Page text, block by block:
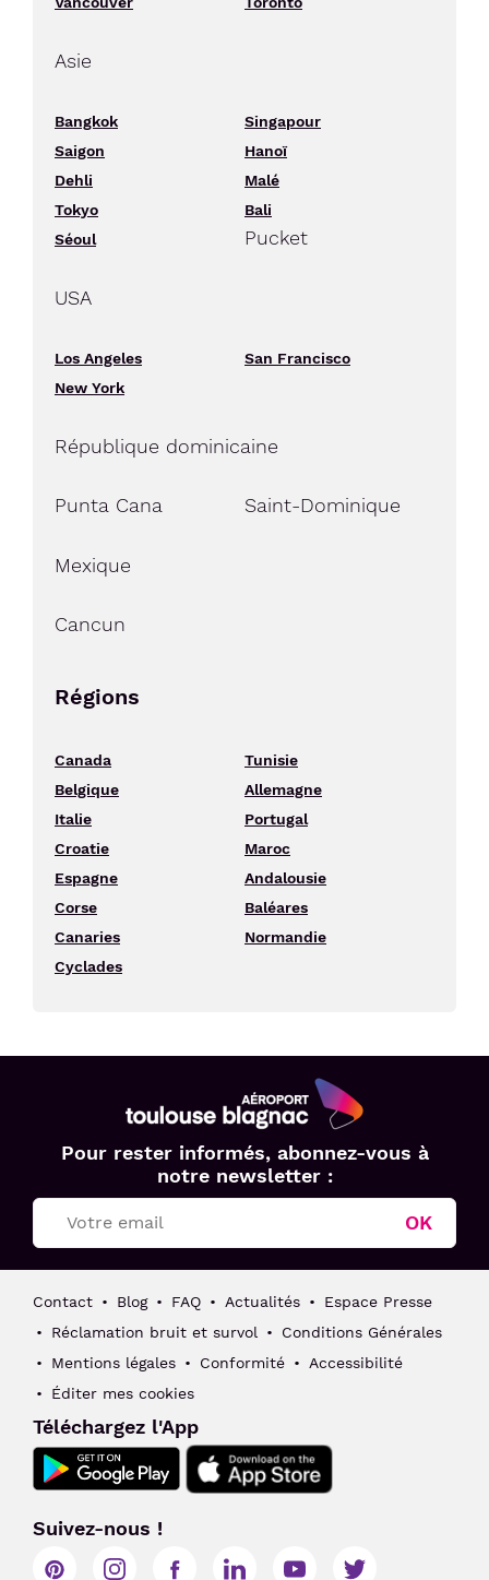
Asie
Bangkok
Singapour
Saigon
Hanoï
Dehli
Malé
Tokyo
Bali
Séoul
Pucket
USA
Los Angeles
San Francisco
New York
République dominicaine
Punta Cana Saint-Dominique
Mexique
Cancun
Régions
Canada
Tunisie
Belgique
Allemagne
Italie
Portugal
Croatie
Maroc
Espagne
Andalousie
Corse
Baléares
Canaries
Normandie
Cyclades
Aéroport
Toulouse
Blagnac
Pour rester informés, abonnez-vous à
notre newsletter :
OK
Contact Blog FAQ Actualités
Espace Presse
Réclamation bruit et survol
Conditions Générales
Mentions légales
Conformité
Accessibilité
Éditer mes cookies
Téléchargez l'App
Suivez-nous !